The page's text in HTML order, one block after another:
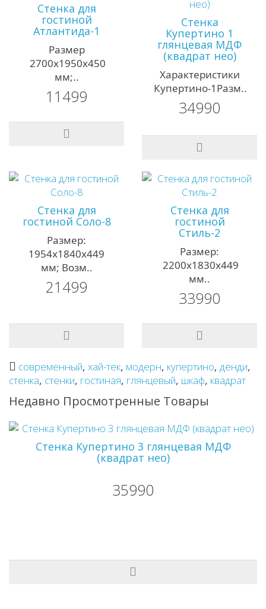
Стенка для
гостиной
Атлантида-1
Размер
2700х1950х450
мм;..
11499
Стенка
Купертино 1
глянцевая МДФ
(квадрат нео)
Характеристики
Купертино-1Разм..
34990
Стенка для
гостиной Соло-8
Размер:
1954х1840х449
мм; Возм..
21499
Стенка для
гостиной
Стиль-2
Размер:
2200х1830х449
мм..
33990
современный, хай-тек, модерн, купертино, денди,
стенка, стенки, гостиная, глянцевый, шкаф, квадрат
Недавно Просмотренные Товары
Стенка Купертино 3 глянцевая МДФ
(квадрат нео)
35990